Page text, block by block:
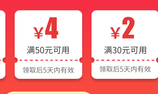
288单考英语 431金融学综合[专业硕士]